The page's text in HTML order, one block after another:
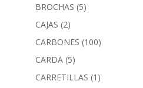
BROCHAS (5)
CAJAS (2)
CARBONES (100)
CARDA (5)
CARRETILLAS (1)